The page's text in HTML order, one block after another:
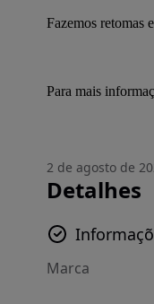
Fazemos retomas
Para mais
2 de agosto de
Detalhes
Marca